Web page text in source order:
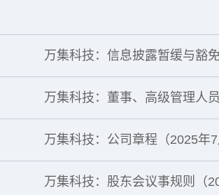
万集科技：信息披露暂缓与豁
万集科技：董事、高级管理人
万集科技：公司章程（2025年7
万集科技：股东会议事规则（